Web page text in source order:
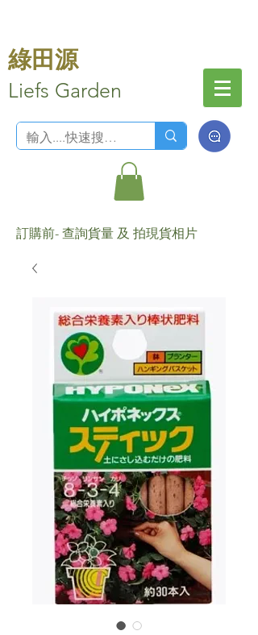
綠田源
Liefs Garden
訂購前- 查詢貨量 及 拍現貨相片